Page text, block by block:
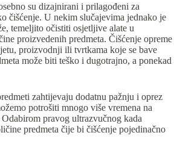
su dizajnirani i prilagođeni za
čišćenje. U nekim slučajevima jednako je
temeljito očistiti osjetljive alate u
proizvedenih predmeta. Čišćenje opreme
proizvodnji ili tvrtkama koje se bave
može biti teško i dugotrajno, a ponekad
zahtijevaju dodatnu pažnju i oprez
potrošiti mnogo više vremena na
pravog ultrazvučnog kada
predmeta čije bi čišćenje pojedinačno